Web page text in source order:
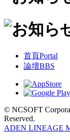
首頁Portal
論壇BBS
© NCSOFT
Reserved.
ADEN LINEAGE